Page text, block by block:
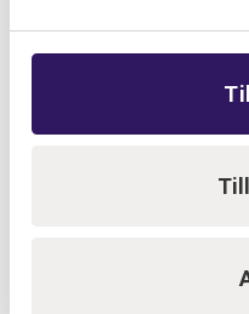
ledningssystem inom
programmering inom el till